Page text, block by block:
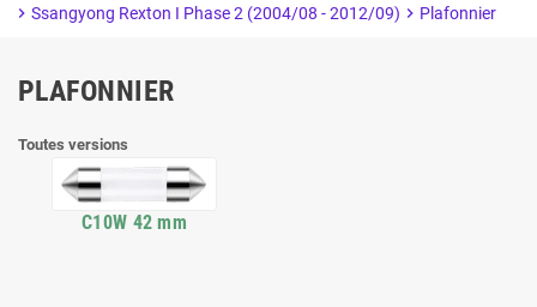
chevron_right Ssangyong Rexton I Phase 2 (2004/08 - 2012/09) chevron_right Plafonnier
PLAFONNIER
Toutes versions
C10W 42 mm